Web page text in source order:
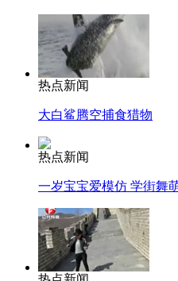
热点新闻
大白鲨腾空捕食猎物
热点新闻
一岁宝宝爱模仿 学街舞